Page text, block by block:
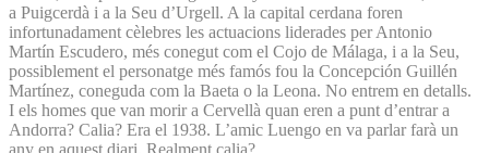
a Puigcerdà i a la Seu d’Urgell. A la capital cerdana foren
infortunadament cèlebres les actuacions liderades per Antonio
Martín Escudero, més conegut com el Cojo de Málaga, i a la Seu,
possiblement el personatge més famós fou la Concepción Guillén
Martínez, coneguda com la Baeta o la Leona. No entrem en detalls.
I els homes que van morir a Cervellà quan eren a punt d’entrar a
Andorra? Calia? Era el 1938. L’amic Luengo en va parlar farà un
any en aquest diari. Realment calia?